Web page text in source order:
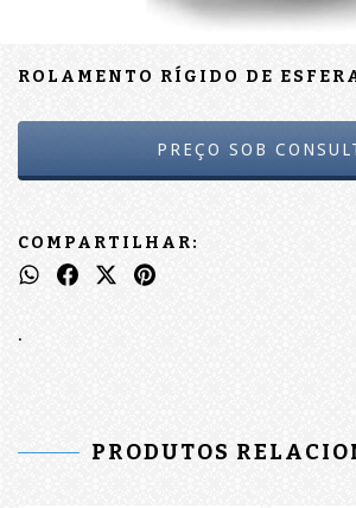
ROLAMENTO RÍGIDO DE
COMPARTILHAR:
.
PRODUTOS